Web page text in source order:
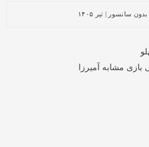
سانسور | تیر ۱۴۰۵